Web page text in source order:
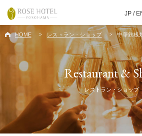
JP /
HOME レストラン・ショップ 中華鉄板
Restaurant &
レストラン・ショップ